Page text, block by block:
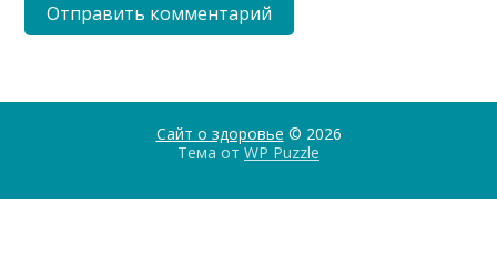
Сайт о здоровье © 2026
Тема от WP Puzzle